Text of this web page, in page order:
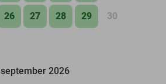
26 27 28 29 30
september 2026